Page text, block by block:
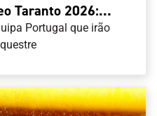
Taranto 2026:
Portugal que irão